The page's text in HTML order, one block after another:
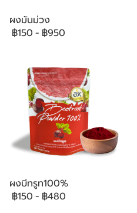
ผงมันม่วง
฿150 - ฿950
ผงบีทรูท100%
฿150 - ฿480